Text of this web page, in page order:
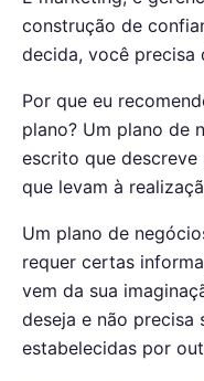
construção de
decida, você precisa
Por que eu
plano? Um plano de
escrito que descreve
que levam à
Um plano de
requer certas
vem da sua
deseja e não precisa
estabelecidas por